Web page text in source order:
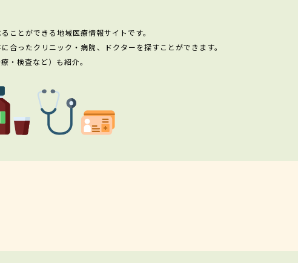
ことができる地域医療情報サイトです。
ったクリニック・病院、ドクターを探すことができます。
・検査など）も紹介。